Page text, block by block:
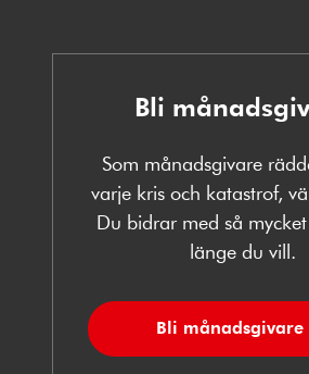
Bli
Som månadsgivare
varje kris och katastrof,
Du bidrar med så
länge du vill.
Bli månadsgivare